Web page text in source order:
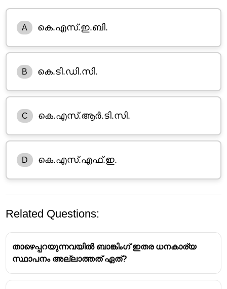
A കെ.എസ്.ഇ.ബി.
B കെ.ടി.ഡി.സി.
C കെ.എസ്.ആർ.ടി.സി.
D കെ.എസ്.എഫ്.ഇ.
Related Questions:
താഴെപ്പറയുന്നവയിൽ ബാങ്കിംഗ് ഇതര ധനകാര്യ
സ്ഥാപനം അല്ലാത്തത് ഏത്?